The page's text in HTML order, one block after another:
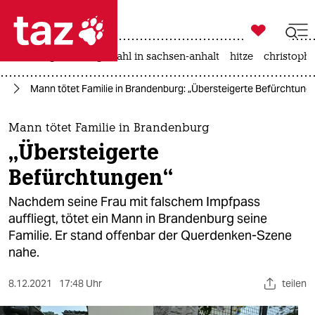
 taz zahl ich
taz zahl ich
themen
politik
öko
gesellschaft
kultur
sport

taz zahl ich
landtagswahl in sachsen-anhalt hitze
Mann tötet Familie in Brandenburg: „Übersteigerte
Mann tötet Familie in Brandenburg
„Übersteigerte
Befürchtungen“
Nachdem seine Frau mit falschem Impfpass
auffliegt, tötet ein Mann in Brandenburg seine
Familie. Er stand offenbar der Querdenken-Szene
nahe.
8.12.2021 17:48 Uhr teilen